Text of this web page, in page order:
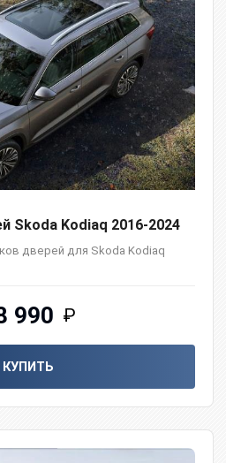
Skoda Kodiaq 2016-2024
дверей для Skoda Kodiaq
990 ₽
КУПИТЬ